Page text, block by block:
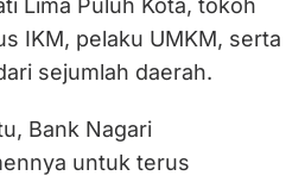
Lima Puluh Kota, tokoh
IKM, pelaku UMKM, serta
sejumlah daerah.
Bank Nagari
untuk terus